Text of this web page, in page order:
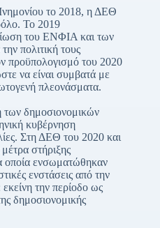
το 2018, η ΔΕΘ
Το 2019
του ΕΝΦΙΑ και των
πολιτική τους
προϋπολογισμό του 2020
να είναι συμβατά με
πλεονάσματα.
δημοσιονομικών
κυβέρνηση
Στη ΔΕΘ του 2020 και
στήριξης
οποία ενσωματώθηκαν
ενστάσεις από την
την περίοδο ως
δημοσιονομικής